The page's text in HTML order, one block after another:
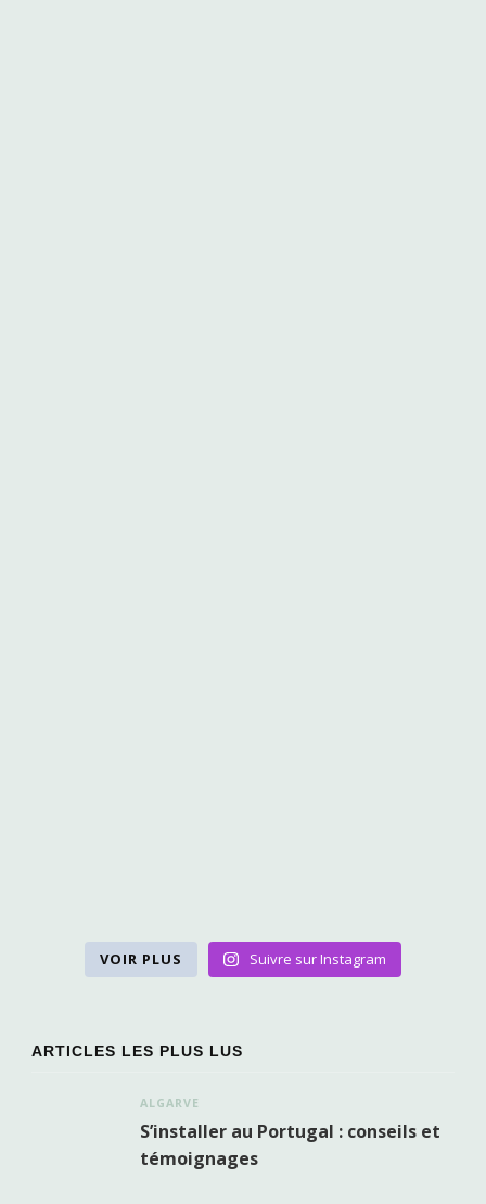
VOIR PLUS Suivre sur Instagram
ARTICLES LES PLUS LUS
ALGARVE
S’installer au Portugal : conseils et
témoignages